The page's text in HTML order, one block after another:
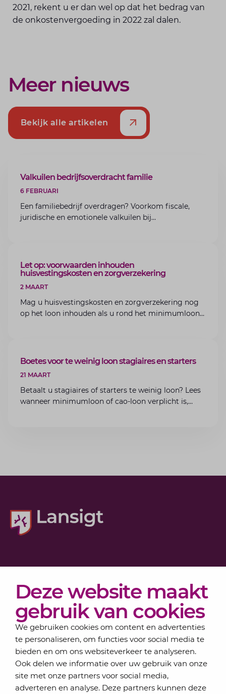
Deze website maakt
gebruik van cookies
We gebruiken cookies om content en advertenties
te personaliseren, om functies voor social media te
bieden en om ons websiteverkeer te analyseren.
Ook delen we informatie over uw gebruik van onze
site met onze partners voor social media,
adverteren en analyse. Deze partners kunnen deze
2021, rekent u er dan wel op dat het bedrag van
de onkostenvergoeding in 2022 zal dalen.
Meer nieuws
Bekijk alle artikelen
ARTIKEL
Valkuilen bedrijfsoverdracht familie
6 FEBRUARI
Een familiebedrijf overdragen? Voorkom fiscale,
juridische en emotionele valkuilen bij
ARTIKEL
Let op: voorwaarden inhouden
huisvestingskosten en zorgverzekering
2 MAART
Mag u huisvestingskosten en zorgverzekering nog
op het loon inhouden als u rond het minimumloon
ARTIKEL
Boetes voor te weinig loon stagiaires en starters
21 MAART
Betaalt u stagiaires of starters te weinig loon? Lees
wanneer minimumloon of cao-loon verplicht is,
Actueel
Over Lansigt
Contact
Schrijf je in voor onze nieuwsbrief
Elke maand bundelen de adviseurs van Lansigt in
de eSigt het nieuws.